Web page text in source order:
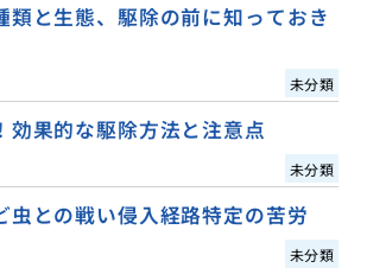
類と生態、駆除の前に知っておき
未分類
効果的な駆除方法と注意点
未分類
虫との戦い侵入経路特定の苦労
未分類